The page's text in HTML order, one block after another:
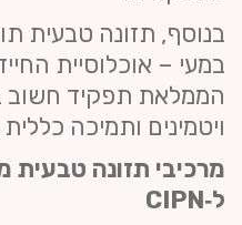
בנוסף, תזונה טבעית
במעי – אוכלוסיית
הממלאת תפקיד חשוב
ויטמינים ותמיכה
מרכיבי תזונה טבעית
ל‑CIPN